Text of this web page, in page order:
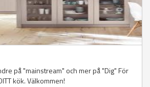
på "mainstream" och mer på "Dig" För
kök. Välkommen!